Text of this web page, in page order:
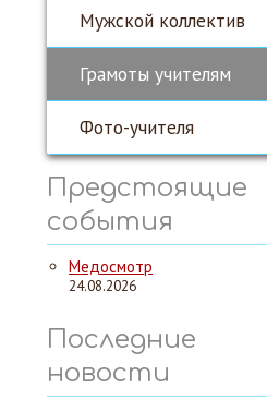
Мужской коллектив
Грамоты учителям
Фото-учителя
Предстоящие
события
Медосмотр
24.08.2026
Последние
новости